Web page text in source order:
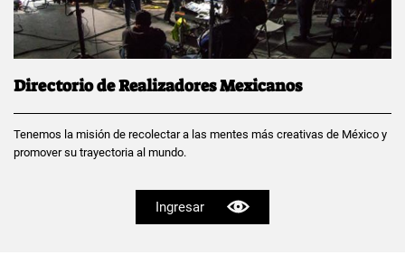
Directorio de Realizadores Mexicanos
Tenemos la misión de recolectar a las mentes más creativas de México y
promover su trayectoria al mundo.
Ingresar